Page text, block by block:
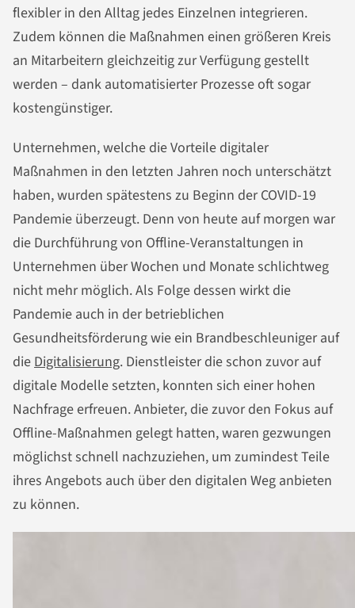
flexibler in den Alltag jedes Einzelnen integrieren.
Zudem können die Maßnahmen einen größeren Kreis
an Mitarbeitern gleichzeitig zur Verfügung gestellt
werden – dank automatisierter Prozesse oft sogar
kostengünstiger.
Unternehmen, welche die Vorteile digitaler
Maßnahmen in den letzten Jahren noch unterschätzt
haben, wurden spätestens zu Beginn der COVID-19
Pandemie überzeugt. Denn von heute auf morgen war
die Durchführung von Offline-Veranstaltungen in
Unternehmen über Wochen und Monate schlichtweg
nicht mehr möglich. Als Folge dessen wirkt die
Pandemie auch in der betrieblichen
Gesundheitsförderung wie ein Brandbeschleuniger auf
die Digitalisierung. Dienstleister die schon zuvor auf
digitale Modelle setzten, konnten sich einer hohen
Nachfrage erfreuen. Anbieter, die zuvor den Fokus auf
Offline-Maßnahmen gelegt hatten, waren gezwungen
möglichst schnell nachzuziehen, um zumindest Teile
ihres Angebots auch über den digitalen Weg anbieten
zu können.